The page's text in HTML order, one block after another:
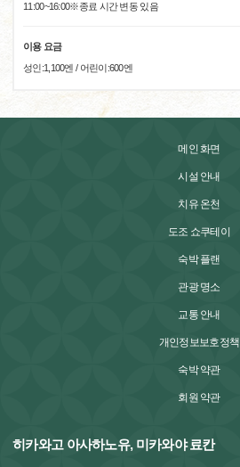
11:00~16:00※종료 시간 변동 있음
이용 요금
성인:1,100엔 / 어린이:600엔
메인 화면
시설 안내
치유 온천
도조 쇼쿠테이
숙박 플랜
관광 명소
교통 안내
개인정보보호정책
숙박 약관
회원 약관
히카와고 아사하노유, 미카와야 료칸